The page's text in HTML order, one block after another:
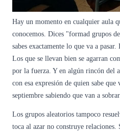
Hay un momento en cualquier aula
conocemos. Dices "formad grupos
sabes exactamente lo que va a
Los que se llevan bien se agarran
por la fuerza. Y en algún rincón del
con esa expresión de quien sabe que
septiembre sabiendo que van a sobrar.
Los grupos aleatorios tampoco
toca al azar no construye